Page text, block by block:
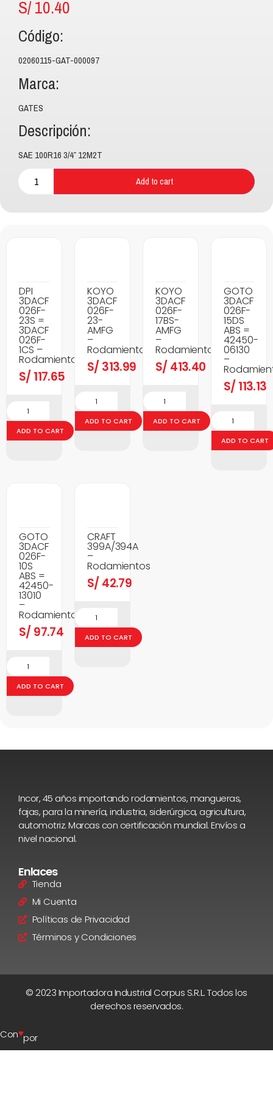
S/10.40
Código:
02060115-GAT-000097
Marca:
GATES
Descripción:
SAE 100R16 3/4″ 12M2T
Add to cart
DPI
3DACF
026F-
23S =
3DACF
026F-
1CS –
Rodamientos
S/ 117.65
ADD TO CART
KOYO
3DACF
026F-
23-
AMFG
–
Rodamientos
S/ 313.99
ADD TO CART
KOYO
3DACF
026F-
17BS-
AMFG
–
Rodamientos
S/ 413.40
ADD TO CART
GOTO
3DACF
026F-
15DS
ABS =
42450-
06130
–
S/ 113.13
ADD TO CART
GOTO
3DACF
026F-
10S
ABS =
42450-
13010
–
Rodamientos
S/ 97.74
ADD TO CART
CRAFT
399A/394A
–
Rodamientos
S/ 42.79
ADD TO CART
Incor, 45 años importando rodamientos, mangueras,
fajas, para la minería, industria, siderúrgica, agricultura,
automotriz. Marcas con certificación mundial. Envíos a
nivel nacional.
Enlaces
Tienda
Mi Cuenta
Políticas de Privacidad
Términos y Condiciones
© 2023 Importadora Industrial Corpus S.R.L. Todos los
derechos reservados.
Con♥por